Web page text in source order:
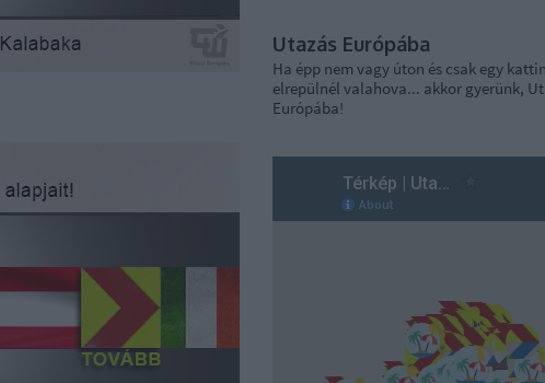
Utazás Európába
Ha épp nem vagy úton és csak egy
elrepülnél valahova... akkor gyerünk,
Európába!